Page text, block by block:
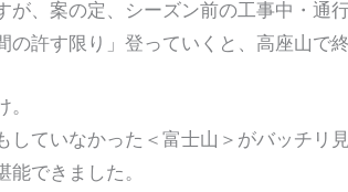
が、案の定、シーズン前の工事中・通行
許す限り」登っていくと、高座山で終
ていなかった＜富士山＞がバッチリ見
できました。